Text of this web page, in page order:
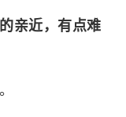
亲近，有点难